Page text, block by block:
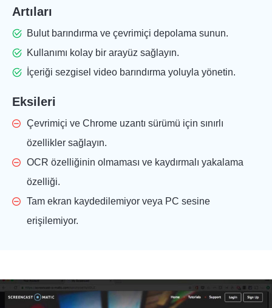
Artıları
Bulut barındırma ve çevrimiçi depolama sunun.
Kullanımı kolay bir arayüz sağlayın.
İçeriği sezgisel video barındırma yoluyla yönetin.
Eksileri
Çevrimiçi ve Chrome uzantı sürümü için sınırlı
özellikler sağlayın.
OCR özelliğinin olmaması ve kaydırmalı yakalama
özelliği.
Tam ekran kaydedilemiyor veya PC sesine
erişilemiyor.